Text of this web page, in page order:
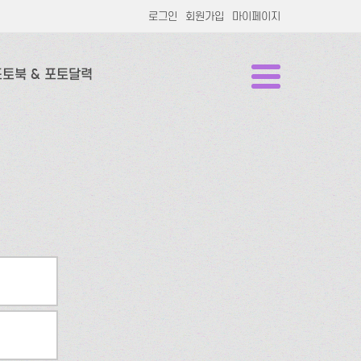
로그인 회원가입 마이페이지
북 & 포토달력